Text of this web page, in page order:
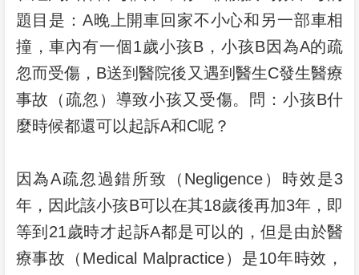
題目是：A晚上開車回家不小心和另一部車相
撞，車內有一個1歲小孩B，小孩B因為A的疏
忽而受傷，B送到醫院後又遇到醫生C發生醫療
事故（疏忽）導致小孩又受傷。問：小孩B什
麼時候都還可以起訴A和C呢？
因為A疏忽過錯所致（Negligence）時效是3
年，因此該小孩B可以在其18歲後再加3年，即
等到21歲時才起訴A都是可以的，但是由於醫
療事故（Medical Malpractice）是10年時效，